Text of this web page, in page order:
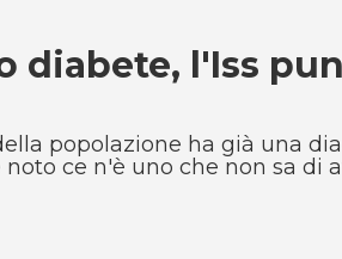
l'Iss
popolazione ha già una
ce n'è uno che non sa di